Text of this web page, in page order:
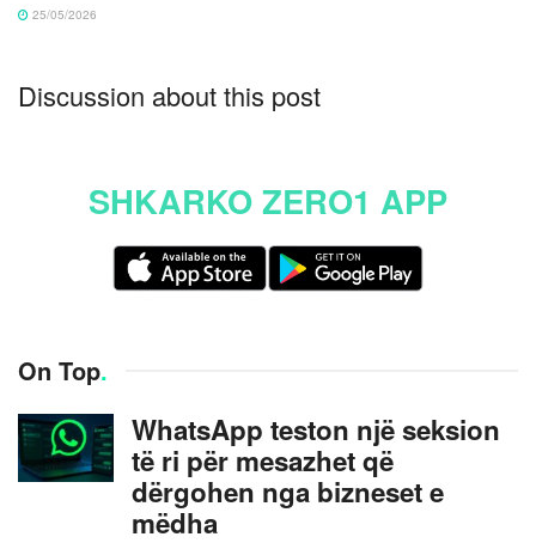
25/05/2026
Discussion about this post
SHKARKO ZERO1 APP
On Top.
WhatsApp teston një seksion
të ri për mesazhet që
dërgohen nga bizneset e
mëdha